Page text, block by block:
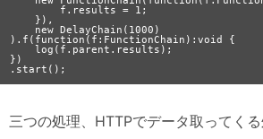
).f(function(f:FunctionChain):void {
    log(f.parent.results);
})
三つの処理、HTTPでデータ取ってく